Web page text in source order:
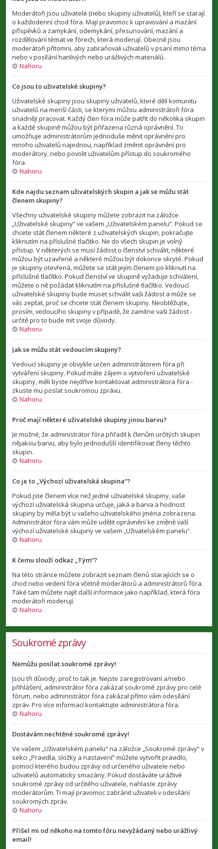
Moderátoři jsou uživatelé (nebo skupiny uživatelů), kteří se starají
o každodenní chod fóra. Mají pravomoc k upravování a mazání
příspěvků a zamykání, odemykání, přesunování, mazání a
rozdělování témat ve fórech, která moderují. Obecně jsou
moderátoři přítomni, aby zabraňovali uživatelů v psaní mimo téma
nebo v posílání hanlivých nebo urážlivých materiálů.
Nahoru
Co jsou to uživatelské skupiny?
Uživatelské skupiny jsou skupiny uživatelů, které dělí komunitu
uživatelů na menší části, se kterými můžou administrátoři fóra
snadněji pracovat. Každý člen fóra může patřit do několika skupin
a každé skupině můžou být přiřazena různá oprávnění. To
umožňuje administrátorům jednoduše měnit oprávnění pro
mnoho uživatelů najednou, například změnit oprávnění pro
moderátory, nebo povolit uživatelům přístup do soukromého
fóra.
Nahoru
Kde najdu seznam uživatelských skupin a jak se můžu stát
členem skupiny?
Všechny uživatelské skupiny můžete zobrazit na záložce
„Uživatelské skupiny“ ve vašem „Uživatelském panelu“. Pokud se
chcete stát členem některé z uživatelských skupin, pokračujte
kliknutím na příslušné tlačítko. Ne do všech skupin je volný
přístup. V některých se musí žádost o členství schválit, některé
můžou být uzavřené a některé můžou být dokonce skryté. Pokud
je skupiny otevřená, můžete se stát jejím členem po kliknutí na
příslušné tlačítko. Pokud členství ve skupině vyžaduje schválení,
můžete o ně požádat kliknutím na příslušné tlačítko. Vedoucí
uživatelské skupiny bude muset schválit vaši žádost a může se
vás zeptat, proč se chcete stát členem skupiny. Neobtěžujte,
prosím, vedoucího skupiny v případě, že zamítne vaši žádost -
určitě pro to bude mít svoje důvody.
Nahoru
Jak se můžu stát vedoucím skupiny?
Vedoucí skupiny je obvykle určen administrátorem fóra při
vytváření skupiny. Pokud máte zájem o vytvoření uživatelské
skupiny, měli byste nejdříve kontaktovat administrátora fóra -
zkuste mu poslat soukromou zprávu.
Nahoru
Proč mají některé uživatelské skupiny jinou barvu?
Je možné, že administrátor fóra přiřadil k členům určitých skupin
nějakou barvu, aby bylo jednodušší identifikovat členy těchto
skupin.
Nahoru
Co je to „Výchozí uživatelská skupina“?
Pokud jste členem více než jedné uživatelské skupiny, vaše
výchozí uživatelská skupina určuje, jaká a barva a hodnost
skupiny by měla být u vašeho uživatelského jména zobrazena.
Administrátor fóra vám může udělit oprávnění ke změně vaší
výchozí uživatelské skupiny ve vašem „Uživatelském panelu“.
Nahoru
K čemu slouží odkaz „Tým“?
Na této stránce můžete zobrazit seznam členů starajících se o
chod nebo vedení fóra včetně moderátorů a administrátorů fóra.
Také tam můžete najít další informace jako například, která fóra
moderátoři moderují.
Nahoru
Soukromé zprávy
Nemůžu posílat soukromé zprávy!
Jsou tři důvody, proč to tak je. Nejste zaregistrovaní a/nebo
přihlášení, administrátor fóra zakázal soukromé zprávy pro celé
fórum, nebo administrátor fóra zakázal přímo vám odesílání
zpráv. Pro více informací kontaktujte administrátora fóra.
Nahoru
Dostávám nechtěné soukromé zprávy!
Ve vašem „Uživatelském panelu“ na záložce „Soukromé zprávy“ v
sekci „Pravidla, složky a nastavení“ můžete vytvořit pravidlo,
pomocí kterého budou zprávy od určeného uživatele nebo
uživatelů automaticky smazány. Pokud dostáváte urážlivé
soukromé zprávy od určitého uživatele, nahlaste zprávy
moderátorům. Ti mají pravomoc zabránit uživateli v odesílání
soukromých zpráv.
Nahoru
Přišel mi od někoho na tomto fóru nevyžádaný nebo urážlivý
email!